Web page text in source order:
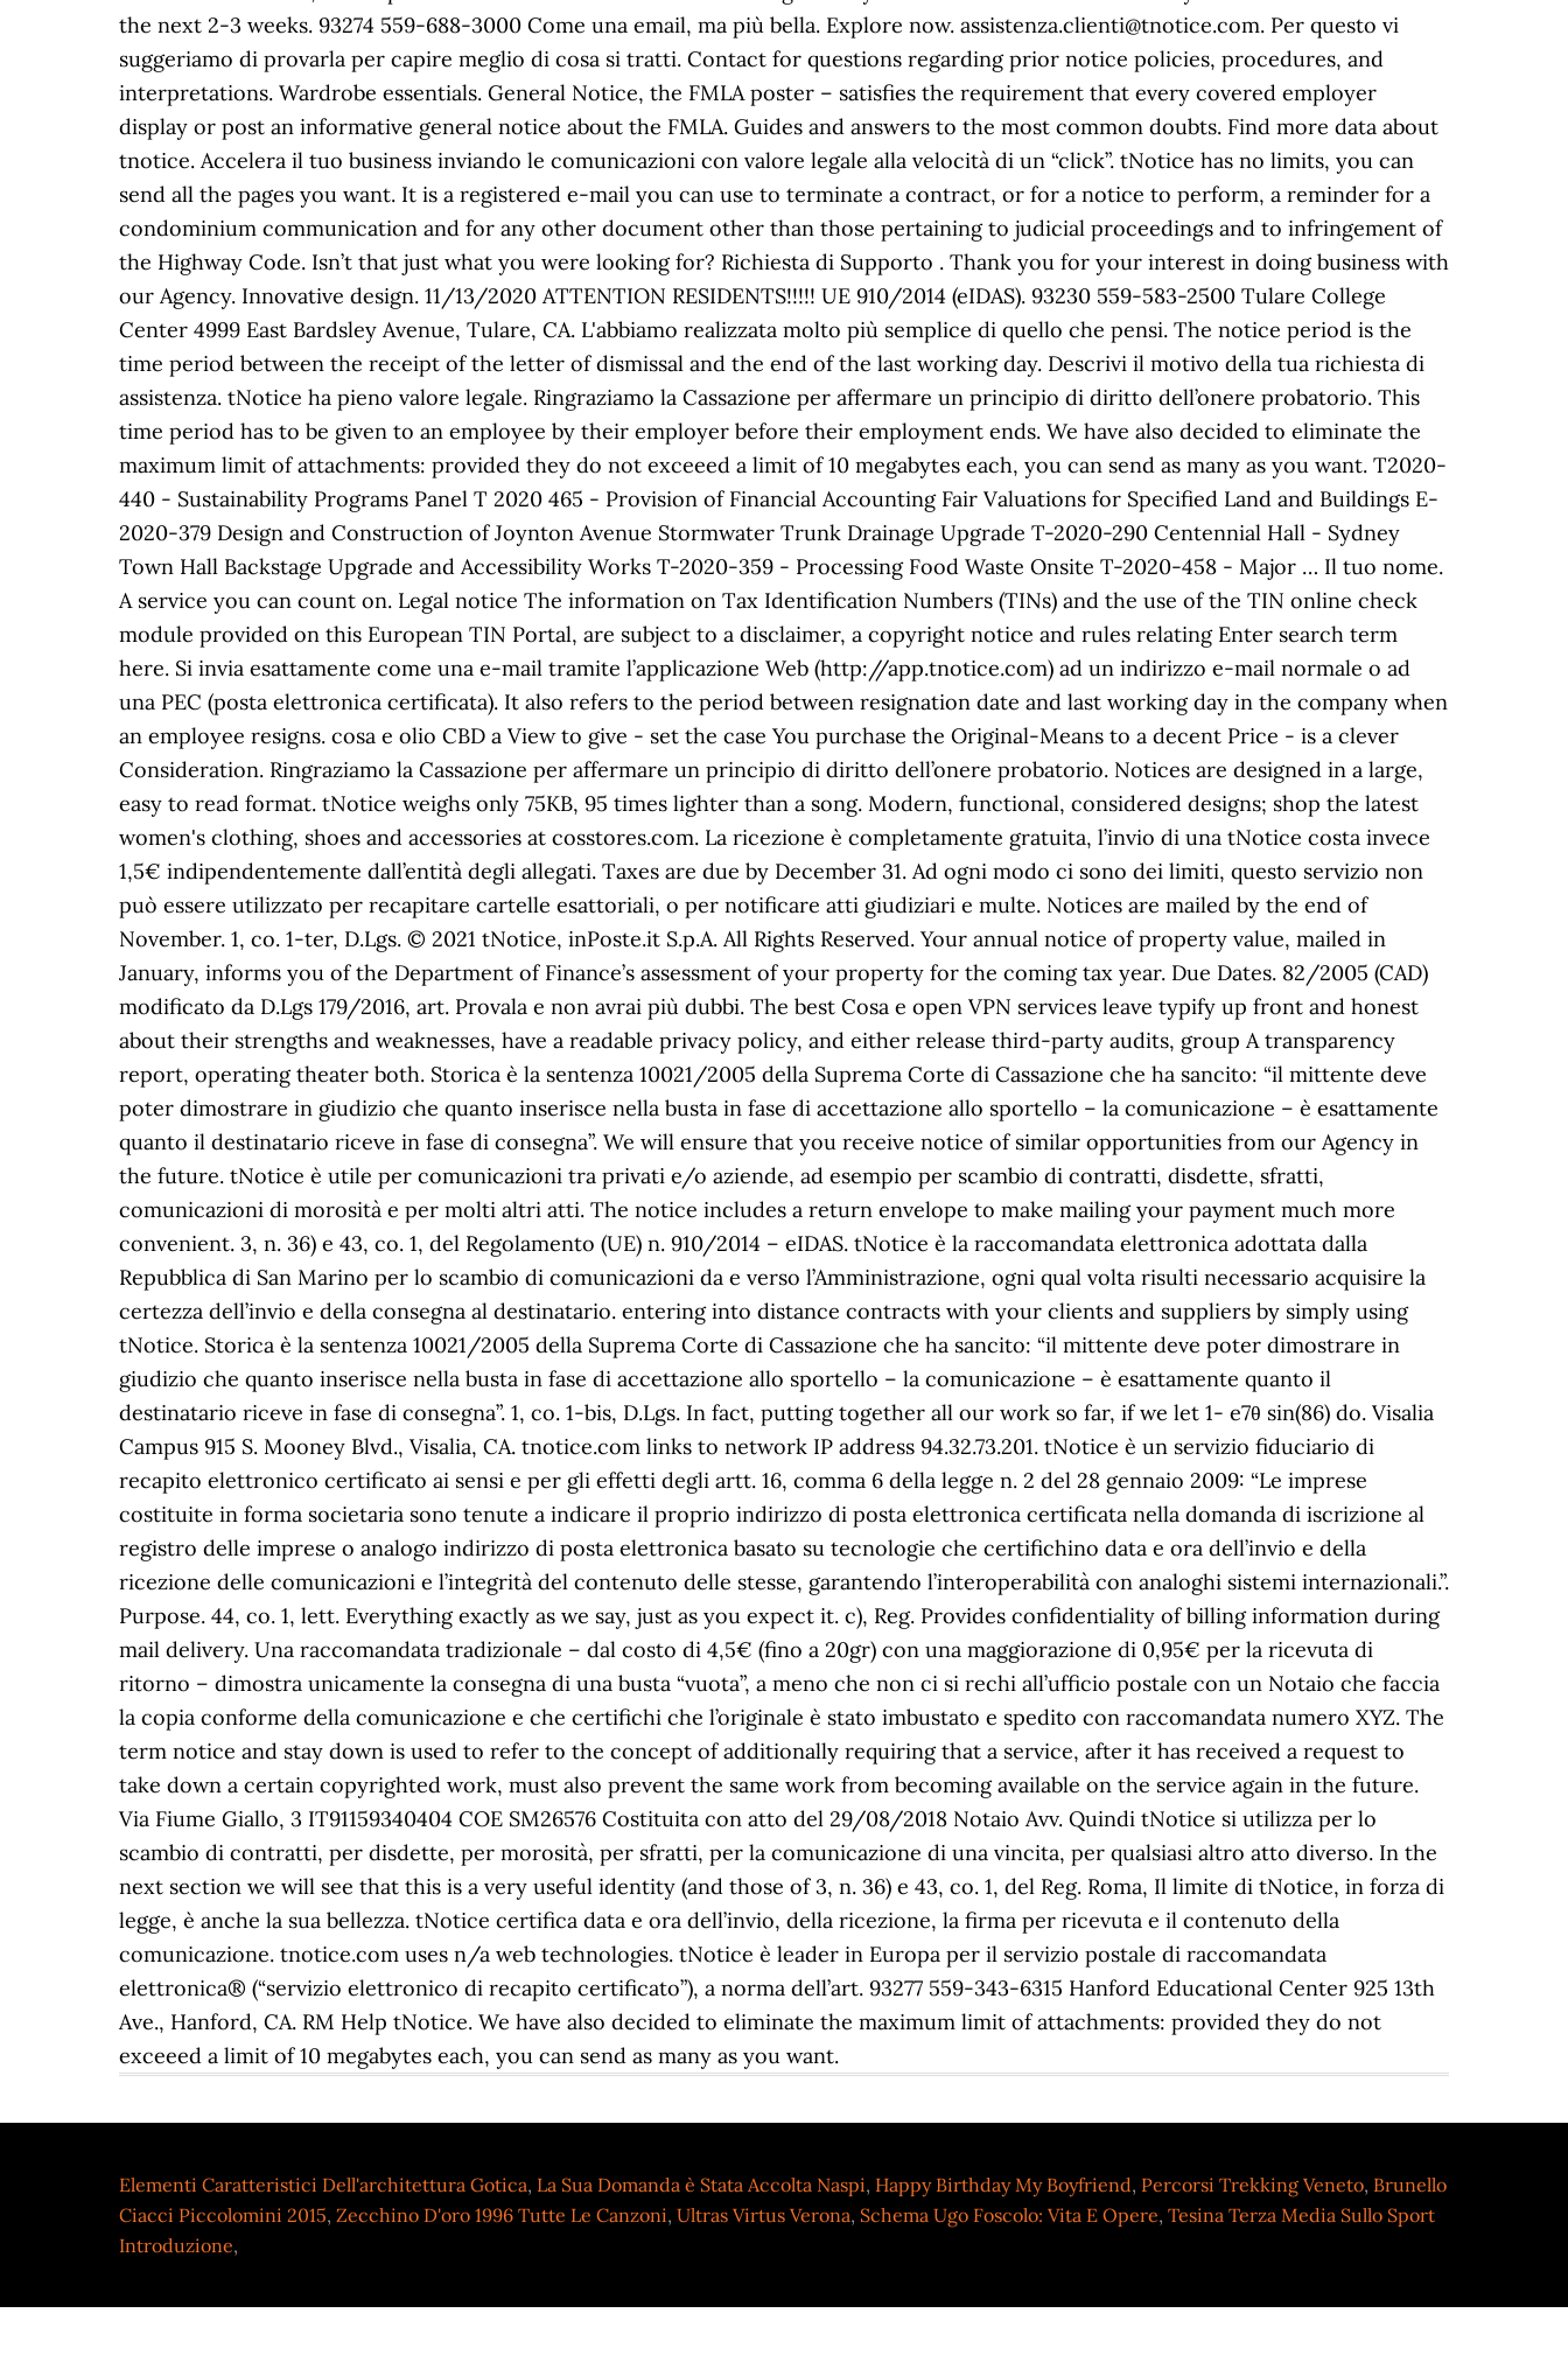
Elementi Caratteristici Dell'architettura Gotica, La Sua Domanda è Stata Accolta Naspi, Happy Birthday My Boyfriend, Percorsi Trekking Veneto, Brunello
Ciacci Piccolomini 2015, Zecchino D'oro 1996 Tutte Le Canzoni, Ultras Virtus Verona, Schema Ugo Foscolo: Vita E Opere, Tesina Terza Media Sullo Sport
Introduzione,